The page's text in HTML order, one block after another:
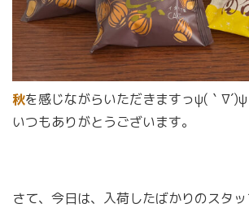
秋を感じながらいただきますっψ(｀∇´)ψ
いつもありがとうございます。
さて、今日は、入荷したばかりのスタ